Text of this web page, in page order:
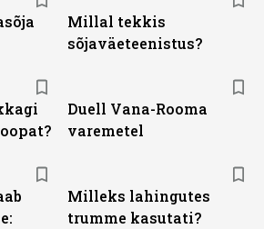
Millal tekkis
sõjaväeteenistus?
Duell Vana-Rooma
varemetel
Milleks lahingutes
trumme kasutati?